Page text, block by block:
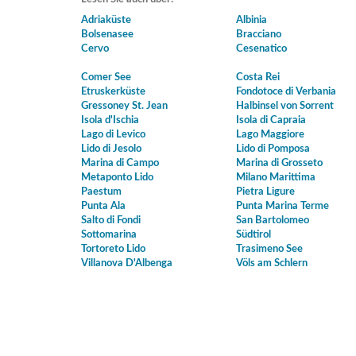
Adriaküste
Albinia
Bolsenasee
Bracciano
Cervo
Cesenatico
Comer See
Costa Rei
Etruskerküste
Fondotoce di Verbania
Gressoney St. Jean
Halbinsel von Sorrent
Isola d'Ischia
Isola di Capraia
Lago di Levico
Lago Maggiore
Lido di Jesolo
Lido di Pomposa
Marina di Campo
Marina di Grosseto
Metaponto Lido
Milano Marittima
Paestum
Pietra Ligure
Punta Ala
Punta Marina Terme
Salto di Fondi
San Bartolomeo
Sottomarina
Südtirol
Tortoreto Lido
Trasimeno See
Villanova D'Albenga
Völs am Schlern